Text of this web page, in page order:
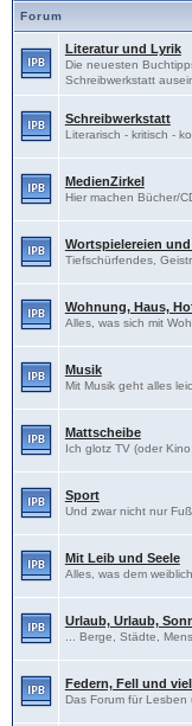
Forum
Literatur und Lyrik
Die neuesten
Schreibwerkstatt
Schreibwerkstatt
Literarisch - kritisch -
MedienZirkel
Hier machen Bücher/
Wortspielereien
Tiefschürfendes,
Wohnung, Haus,
Alles, was sich mit
Musik
Mit Musik geht alles
Mattscheibe
Ich glotz TV (oder
Sport
Und zwar nicht nur
Mit Leib und Seele
Alles, was dem
Urlaub, Urlaub,
... Berge, Städte,
Federn, Fell und
Das Forum für Lesben